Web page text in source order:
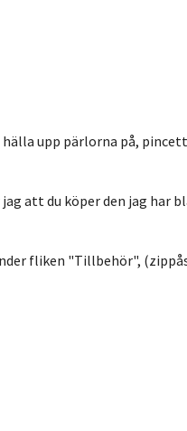
upp pärlorna på,
att du köper den jag har
fliken "Tillbehör",